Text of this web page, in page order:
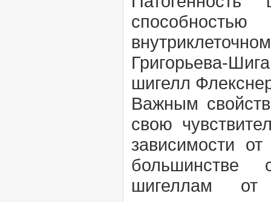
Григорьева-
шигелл
Важным
свою
зависимости
большинстве
шигеллам от